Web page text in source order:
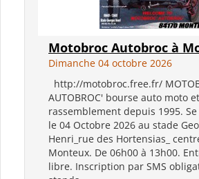
Motobroc Autobroc à
Dimanche 04 octobre 2026
http://motobroc.free.fr/
AUTOBROC' bourse auto moto et
rassemblement depuis 1995.
le 04 Octobre 2026 au stade
Henri_rue des Hortensias_
Monteux. De 06h00 à 13h00.
libre. Inscription par SMS